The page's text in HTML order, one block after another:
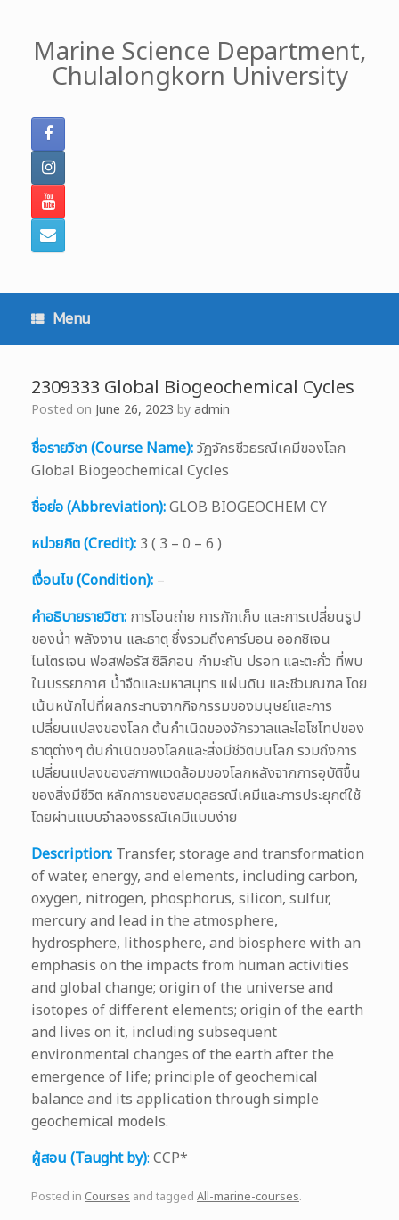
contentMarine Science Department,
Chulalongkorn University
Menu
2309333 Global Biogeochemical Cycles
Posted on June 26, 2023 byadmin
ชื่อรายวิชา (Course Name):วัฏจักรชีวธรณีเคมีของโลก
Global Biogeochemical Cycles
ชื่อย่อ (Abbreviation):GLOB BIOGEOCHEM CY
หน่วยกิต (Credit): 3 ( 3 – 0 – 6 )
เงื่อนไข (Condition): –
คำอธิบายรายวิชา: การโอนถ่าย การกักเก็บ และการเปลี่ยนรูป
ของน้ำ พลังงาน และธาตุ ซึ่งรวมถึงคาร์บอน ออกซิเจน
ไนโตรเจน ฟอสฟอรัส ซิลิกอน กำมะถัน ปรอท และตะกั่ว ที่พบ
ในบรรยากาศ น้ำจืดและมหาสมุทร แผ่นดิน และชีวมณฑล โดย
เน้นหนักไปที่ผลกระทบจากกิจกรรมของมนุษย์และการ
เปลี่ยนแปลงของโลก ต้นกำเนิดของจักรวาลและไอโซโทปของ
ธาตุต่างๆ ต้นกำเนิดของโลกและสิ่งมีชีวิตบนโลก รวมถึงการ
เปลี่ยนแปลงของสภาพแวดล้อมของโลกหลังจากการอุบัติขื้น
ของสิ่งมีชีวิต หลักการของสมดุลธรณีเคมีและการประยุกต์ใช้
โดยผ่านแบบจำลองธรณีเคมีแบบง่าย
Description: Transfer, storage and transformation
of water, energy, and elements, including carbon,
oxygen, nitrogen, phosphorus, silicon, sulfur,
mercury and lead in the atmosphere,
hydrosphere, lithosphere, and biosphere with an
emphasis on the impacts from human activities
and global change; origin of the universe and
isotopes of different elements; origin of the earth
and lives on it, including subsequent
environmental changes of the earth after the
emergence of life; principle of geochemical
balance and its application through simple
geochemical models.
ผู้สอน (Taught by): CCP*
Posted in Courses and tagged All-marine-courses.